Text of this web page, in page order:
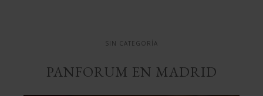
SIN CATEGORÍA
PANFORUM EN MADRID